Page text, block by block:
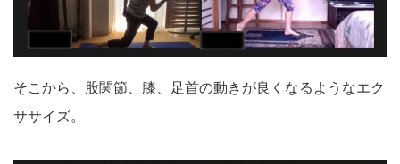
そこから、股関節、膝、足首の動きが良くなるようなエク
ササイズ。